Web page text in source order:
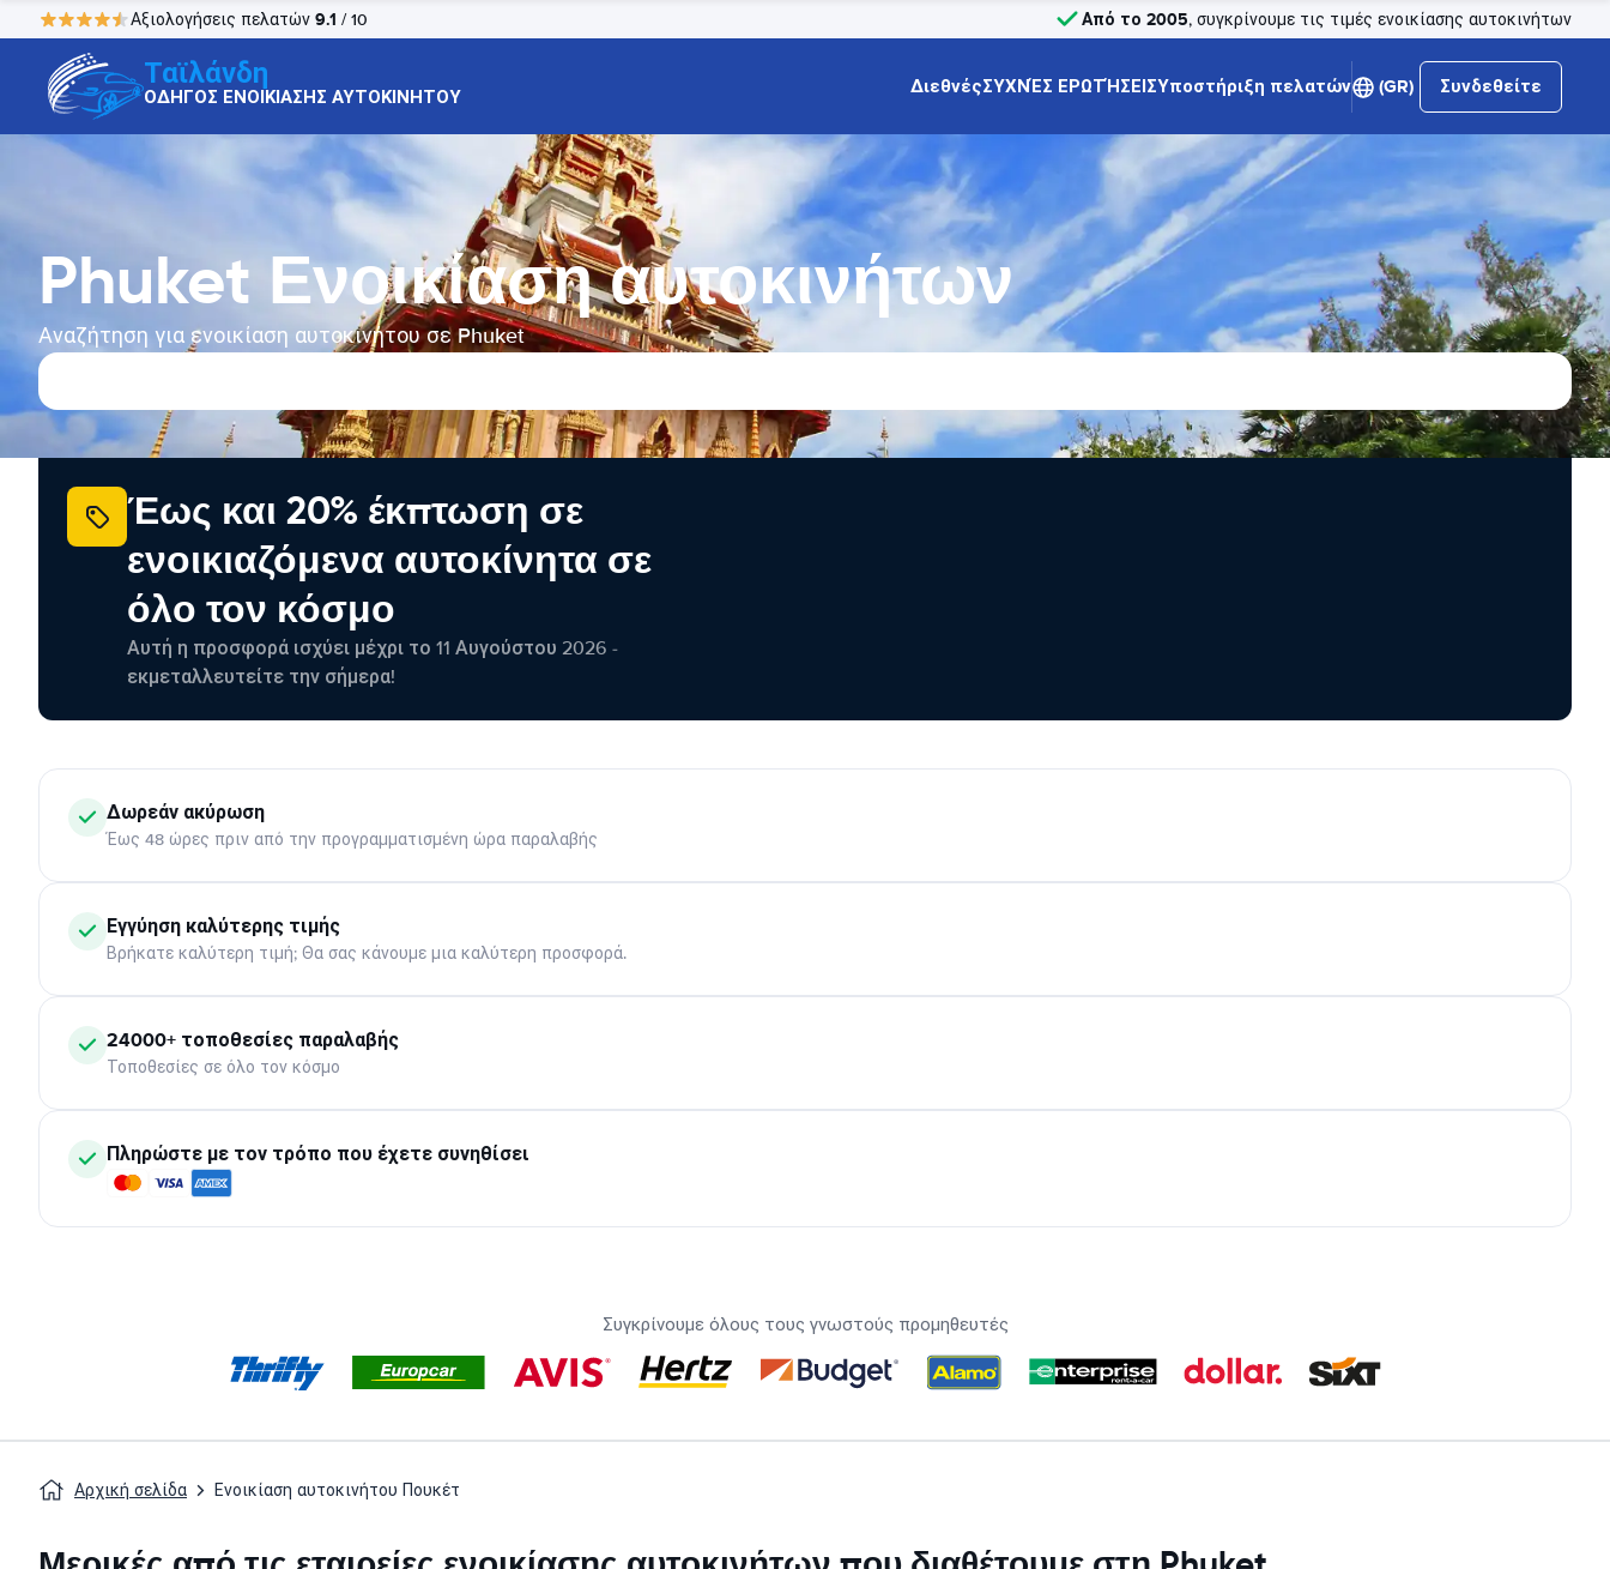
Αξιολογήσεις πελατών 9.1 / 10 Από το 2005, συγκρίνουμε τις τιμές ενοικίασης αυτοκινήτων
Ταϊλάνδη
ΟΔΗΓΟΣ ΕΝΟΙΚΙΑΣΗΣ ΑΥΤΟΚΙΝΗΤΟΥ ΔιεθνέςΣΥΧΝΈΣ ΕΡΩΤΉΣΕΙΣΥποστήριξη πελατών (GR) Συνδεθείτε
Phuket Ενοικίαση αυτοκινήτων
Αναζήτηση για ενοικίαση αυτοκινήτου σε Phuket
Έως και 20% έκπτωση σε
ενοικιαζόμενα αυτοκίνητα σε
όλο τον κόσμο
Αυτή η προσφορά ισχύει μέχρι το 11 Αυγούστου 2026 -
εκμεταλλευτείτε την σήμερα!
Δωρεάν ακύρωση
Έως 48 ώρες πριν από την προγραμματισμένη ώρα παραλαβής
Εγγύηση καλύτερης τιμής
Βρήκατε καλύτερη τιμή; Θα σας κάνουμε μια καλύτερη προσφορά.
24000+ τοποθεσίες παραλαβής
Τοποθεσίες σε όλο τον κόσμο
Πληρώστε με τον τρόπο που έχετε συνηθίσει
Συγκρίνουμε όλους τους γνωστούς προμηθευτές
Αρχική σελίδα Ενοικίαση αυτοκινήτου Πουκέτ